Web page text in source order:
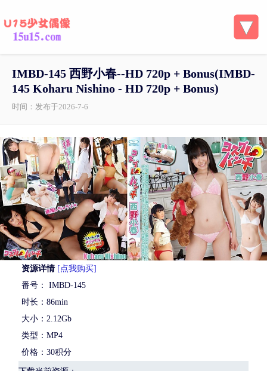
IMBD-145 西野小春--HD 720p + Bonus( IMBD-
145 Koharu Nishino - HD 720p + Bonus)
时间：发布于2026-7-6
资源详情 [点我购买]
番号： IMBD-145
时长：86min
大小：2.12Gb
类型：MP4
价格：30积分